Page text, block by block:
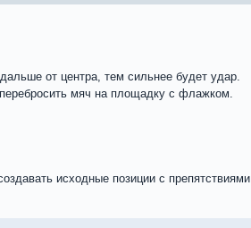
от центра, тем сильнее будет удар.
мяч на площадку с флажком.
исходные позиции с препятствиями